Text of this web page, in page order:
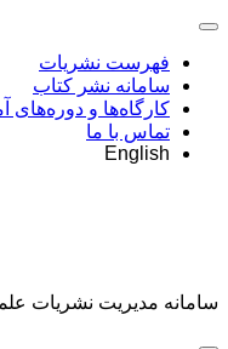
فهرست نشریات
سامانه نشر کتاب
کارگاه‌ها و
تماس با ما
English
سامانه مدیریت نشریات